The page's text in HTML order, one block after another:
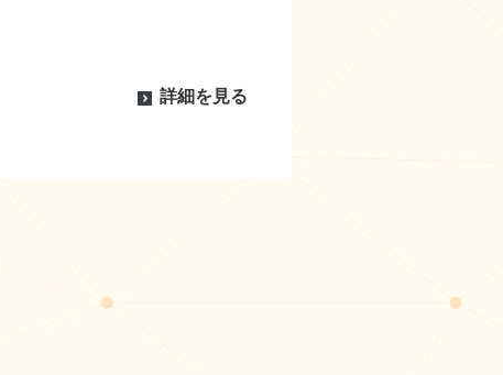
詳細を見る